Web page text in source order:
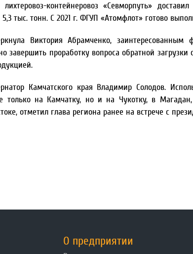
контейнеровоз «Севморпуть»
тыс. тонн. С 2021 г. ФГУП «Атомфлот» готово
Виктория Абрамченко, заинтересованным
завершить проработку вопроса обратной
Камчатского края Владимир Солодов.
только на Камчатку, но и на Чукотку, в
отметил глава региона ранее на встрече с
О предприятии